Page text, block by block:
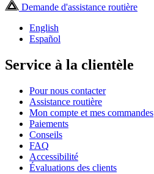
Demande d'assistance routière
English
Español
Service à la clientèle
Pour nous contacter
Assistance routière
Mon compte et mes commandes
Paiements
Conseils
FAQ
Accessibilité
Évaluations des clients